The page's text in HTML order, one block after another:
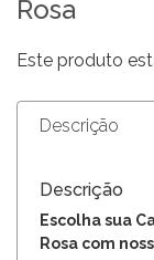
Rosa
Este produto
Descrição
Descrição
Escolha sua
Rosa com